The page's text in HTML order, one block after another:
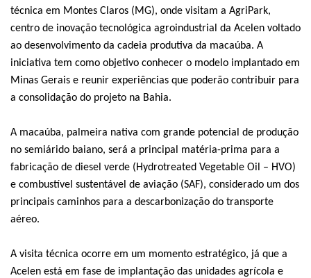
técnica em Montes Claros (MG), onde visitam a AgriPark,
centro de inovação tecnológica agroindustrial da Acelen voltado
ao desenvolvimento da cadeia produtiva da macaúba. A
iniciativa tem como objetivo conhecer o modelo implantado em
Minas Gerais e reunir experiências que poderão contribuir para
a consolidação do projeto na Bahia.
A macaúba, palmeira nativa com grande potencial de produção
no semiárido baiano, será a principal matéria-prima para a
fabricação de diesel verde (Hydrotreated Vegetable Oil – HVO)
e combustível sustentável de aviação (SAF), considerado um dos
principais caminhos para a descarbonização do transporte
aéreo.
A visita técnica ocorre em um momento estratégico, já que a
Acelen está em fase de implantação das unidades agrícola e